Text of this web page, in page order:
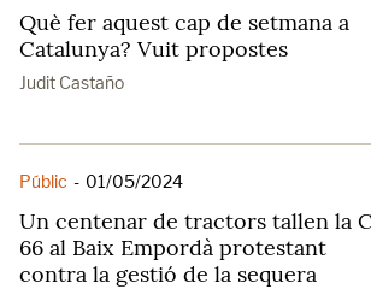
Què fer aquest cap de setmana a
Catalunya? Vuit propostes
Judit Castaño
Públic - 01/05/2024
Un centenar de tractors tallen la
66 al Baix Empordà protestant
contra la gestió de la sequera